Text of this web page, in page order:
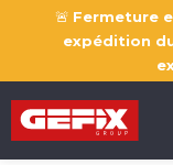
🚨 Fermeture
expédition